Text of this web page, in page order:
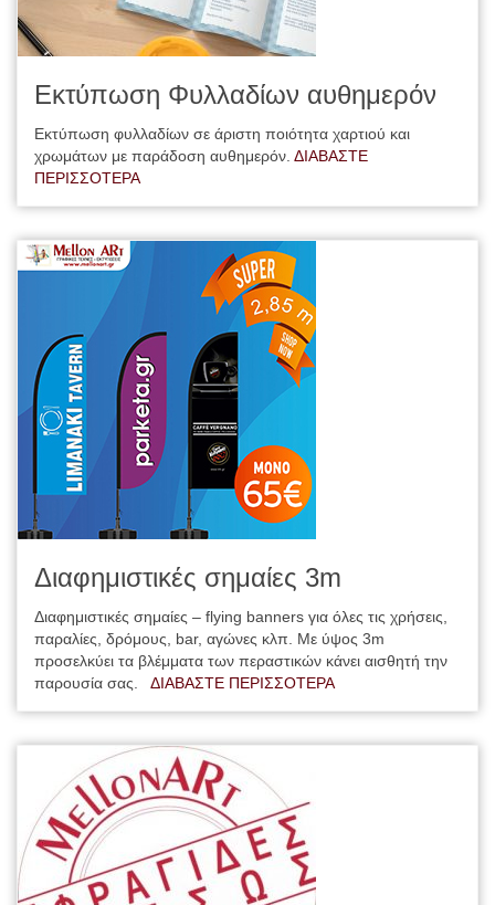
Εκτύπωση Φυλλαδίων αυθημερόν
Εκτύπωση φυλλαδίων σε άριστη ποιότητα χαρτιού και
χρωμάτων με παράδοση αυθημερόν. ΔΙΑΒΑΣΤΕ
ΠΕΡΙΣΣΟΤΕΡΑ
Διαφημιστικές σημαίες 3m
Διαφημιστικές σημαίες – flying banners για όλες τις χρήσεις,
παραλίες, δρόμους, bar, αγώνες κλπ. Με ύψος 3m
προσελκύει τα βλέμματα των περαστικών κάνει αισθητή την
παρουσία σας. ΔΙΑΒΑΣΤΕ ΠΕΡΙΣΣΟΤΕΡΑ